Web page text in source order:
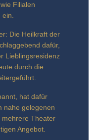
Filialen
ein.
Die Heilkraft der
dafür,
Lieblingsresidenz
durch die
hat dafür
nahe gelegenen
mehrere Theater
Angebot.